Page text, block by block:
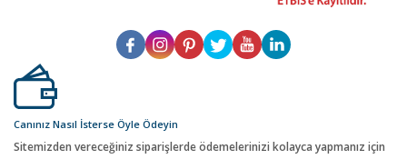
Canınız Nasıl İsterse Öyle Ödeyin
Sitemizden vereceğiniz siparişlerde ödemelerinizi kolayca yapmanız için